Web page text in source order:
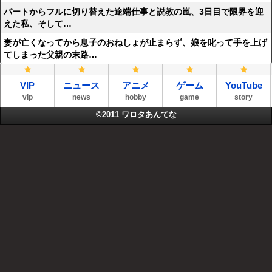
パートからフルに切り替えた途端仕事と説教の嵐、3日目で限界を迎
えた私、そして…
妻が亡くなってから息子のおねしょが止まらず、娘を叱って手を上げ
てしまった父親の末路…
VIP
vip
ニュース
news
アニメ
hobby
ゲーム
game
YouTube
story
©2011 ワロタあんてな